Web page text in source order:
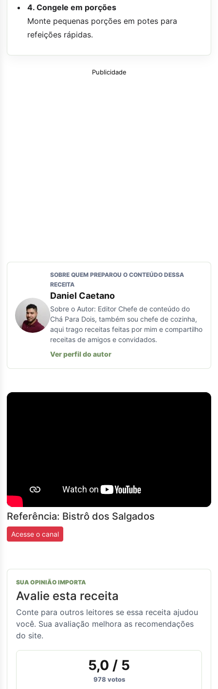
4. Congele em porções
Monte pequenas porções em potes para
refeições rápidas.
Publicidade
SOBRE QUEM PREPAROU O CONTEÚDO DESSA
RECEITA
Daniel Caetano
Sobre o Autor: Editor Chefe de conteúdo do
Chá Para Dois, também sou chefe de cozinha,
aqui trago receitas feitas por mim e compartilho
receitas de amigos e convidados.
Ver perfil do autor
Referência: Bistrô dos Salgados
Acesse o canal
SUA OPINIÃO IMPORTA
Avalie esta receita
Conte para outros leitores se essa receita ajudou
você. Sua avaliação melhora as recomendações
do site.
5,0 / 5
978votos